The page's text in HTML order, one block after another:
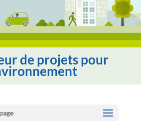
de projets pour